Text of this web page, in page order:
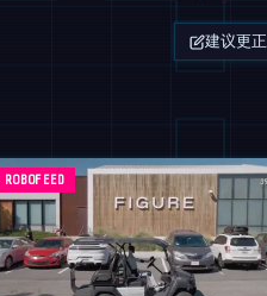
建议更正
ROBOFEED